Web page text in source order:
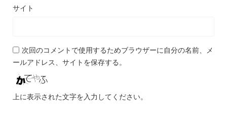
サイト
次回のコメントで使用するためブラウザーに自分の名前、メ
ールアドレス、サイトを保存する。
上に表示された文字を入力してください。